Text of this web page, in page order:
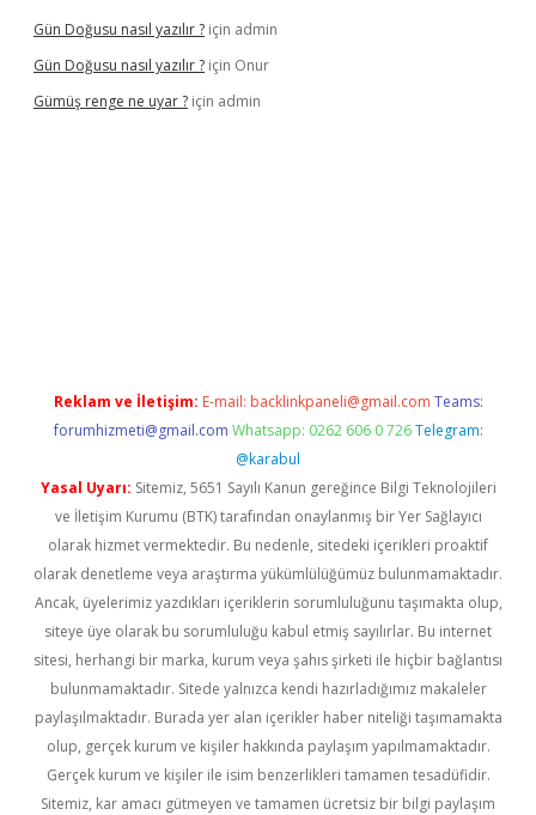
Gün Doğusu nasıl yazılır ? için admin
Gün Doğusu nasıl yazılır ? için Onur
Gümüş renge ne uyar ? için admin
Reklam ve İletişim: E-mail: backlinkpaneli@gmail.com Teams:
forumhizmeti@gmail.com Whatsapp: 0262 606 0 726 Telegram:
@karabul
Yasal Uyarı: Sitemiz, 5651 Sayılı Kanun gereğince Bilgi Teknolojileri
ve İletişim Kurumu (BTK) tarafından onaylanmış bir Yer Sağlayıcı
olarak hizmet vermektedir. Bu nedenle, sitedeki içerikleri proaktif
olarak denetleme veya araştırma yükümlülüğümüz bulunmamaktadır.
Ancak, üyelerimiz yazdıkları içeriklerin sorumluluğunu taşımakta olup,
siteye üye olarak bu sorumluluğu kabul etmiş sayılırlar. Bu internet
sitesi, herhangi bir marka, kurum veya şahıs şirketi ile hiçbir bağlantısı
bulunmamaktadır. Sitede yalnızca kendi hazırladığımız makaleler
paylaşılmaktadır. Burada yer alan içerikler haber niteliği taşımamakta
olup, gerçek kurum ve kişiler hakkında paylaşım yapılmamaktadır.
Gerçek kurum ve kişiler ile isim benzerlikleri tamamen tesadüfidir.
Sitemiz, kar amacı gütmeyen ve tamamen ücretsiz bir bilgi paylaşım